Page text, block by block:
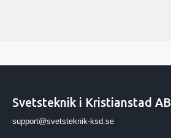
Svetsteknik i Kristianstad AB
support@svetsteknik-ksd.se